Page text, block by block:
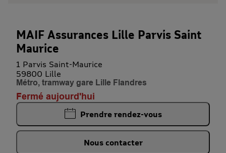
MAIF Assurances Lille Parvis Saint
Maurice
1 Parvis Saint-Maurice
59800 Lille
Métro, tramway gare Lille Flandres
Fermé aujourd'hui
Prendre rendez-vous
Nous contacter